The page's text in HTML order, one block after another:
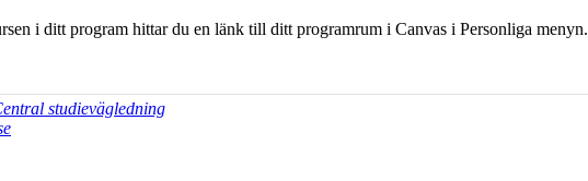
i ditt program hittar du en länk till ditt programrum i Canvas i Personliga menyn.
studievägledning